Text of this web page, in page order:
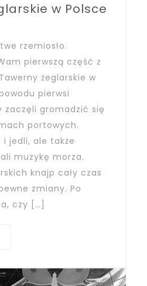
w Polsce
rzemiosło.
pierwszą część z
żeglarskie w
pierwsi
zaczęli gromadzić się
portowych.
i jedli, ale także
muzykę morza.
knajp cały czas
zmiany. Po
czy […]